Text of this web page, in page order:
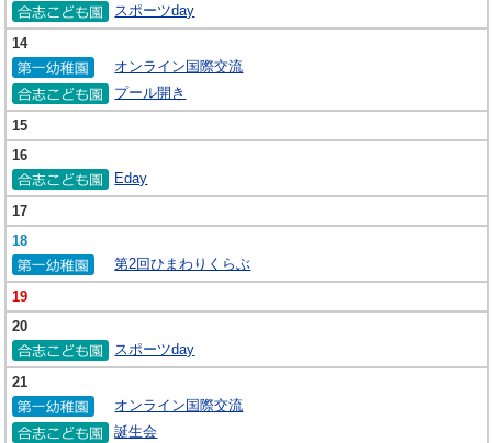
スポーツday
14
オンライン国際交流
プール開き
15
16
Eday
17
18
第2回ひまわりくらぶ
19
20
スポーツday
21
オンライン国際交流
誕生会